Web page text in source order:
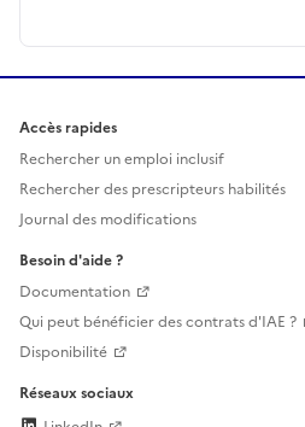
Accès rapides
Rechercher un emploi inclusif
Rechercher des prescripteurs habilités
Journal des modifications
Besoin d'aide ?
Documentation
Qui peut bénéficier des contrats d'IAE ?
Disponibilité
Réseaux sociaux